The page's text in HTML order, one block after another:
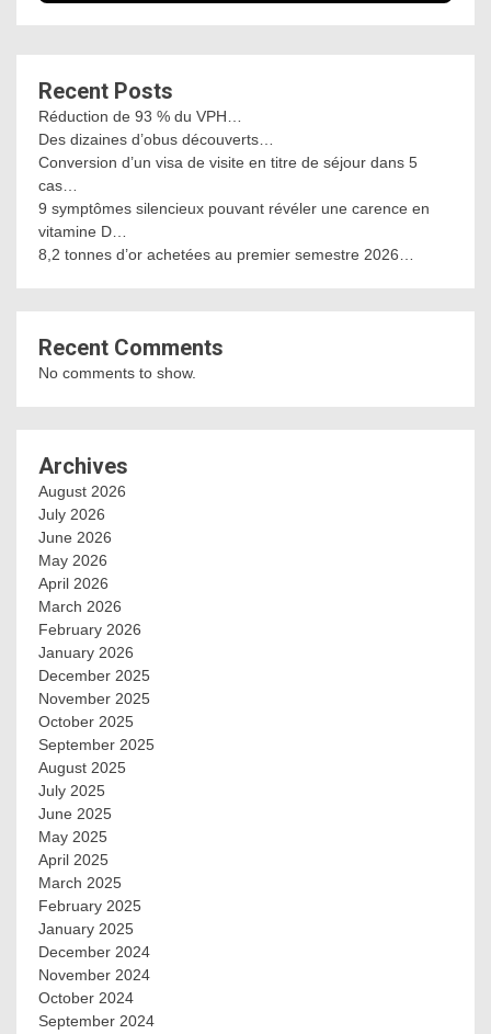
Recent Posts
Réduction de 93 % du VPH…
Des dizaines d’obus découverts…
Conversion d’un visa de visite en titre de séjour dans 5
cas…
9 symptômes silencieux pouvant révéler une carence en
vitamine D…
8,2 tonnes d’or achetées au premier semestre 2026…
Recent Comments
No comments to show.
Archives
August 2026
July 2026
June 2026
May 2026
April 2026
March 2026
February 2026
January 2026
December 2025
November 2025
October 2025
September 2025
August 2025
July 2025
June 2025
May 2025
April 2025
March 2025
February 2025
January 2025
December 2024
November 2024
October 2024
September 2024